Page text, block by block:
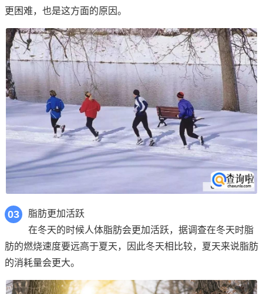
更困难，也是这方面的原因。
03
脂肪更加活跃
在冬天的时候人体脂肪会更加活跃，据调查在冬天时脂
肪的燃烧速度要远高于夏天，因此冬天相比较，夏天来说脂肪
的消耗量会更大。